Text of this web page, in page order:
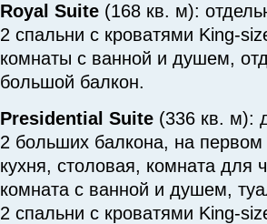
Royal Suite (168 кв. м):
2 спальни с кроватями King-
комнаты с ванной и душем,
большой балкон.
Presidential Suite (336 кв. м):
2 больших балкона, на первом
кухня, столовая, комната для
комната с ванной и душем,
2 спальни с кроватями King-